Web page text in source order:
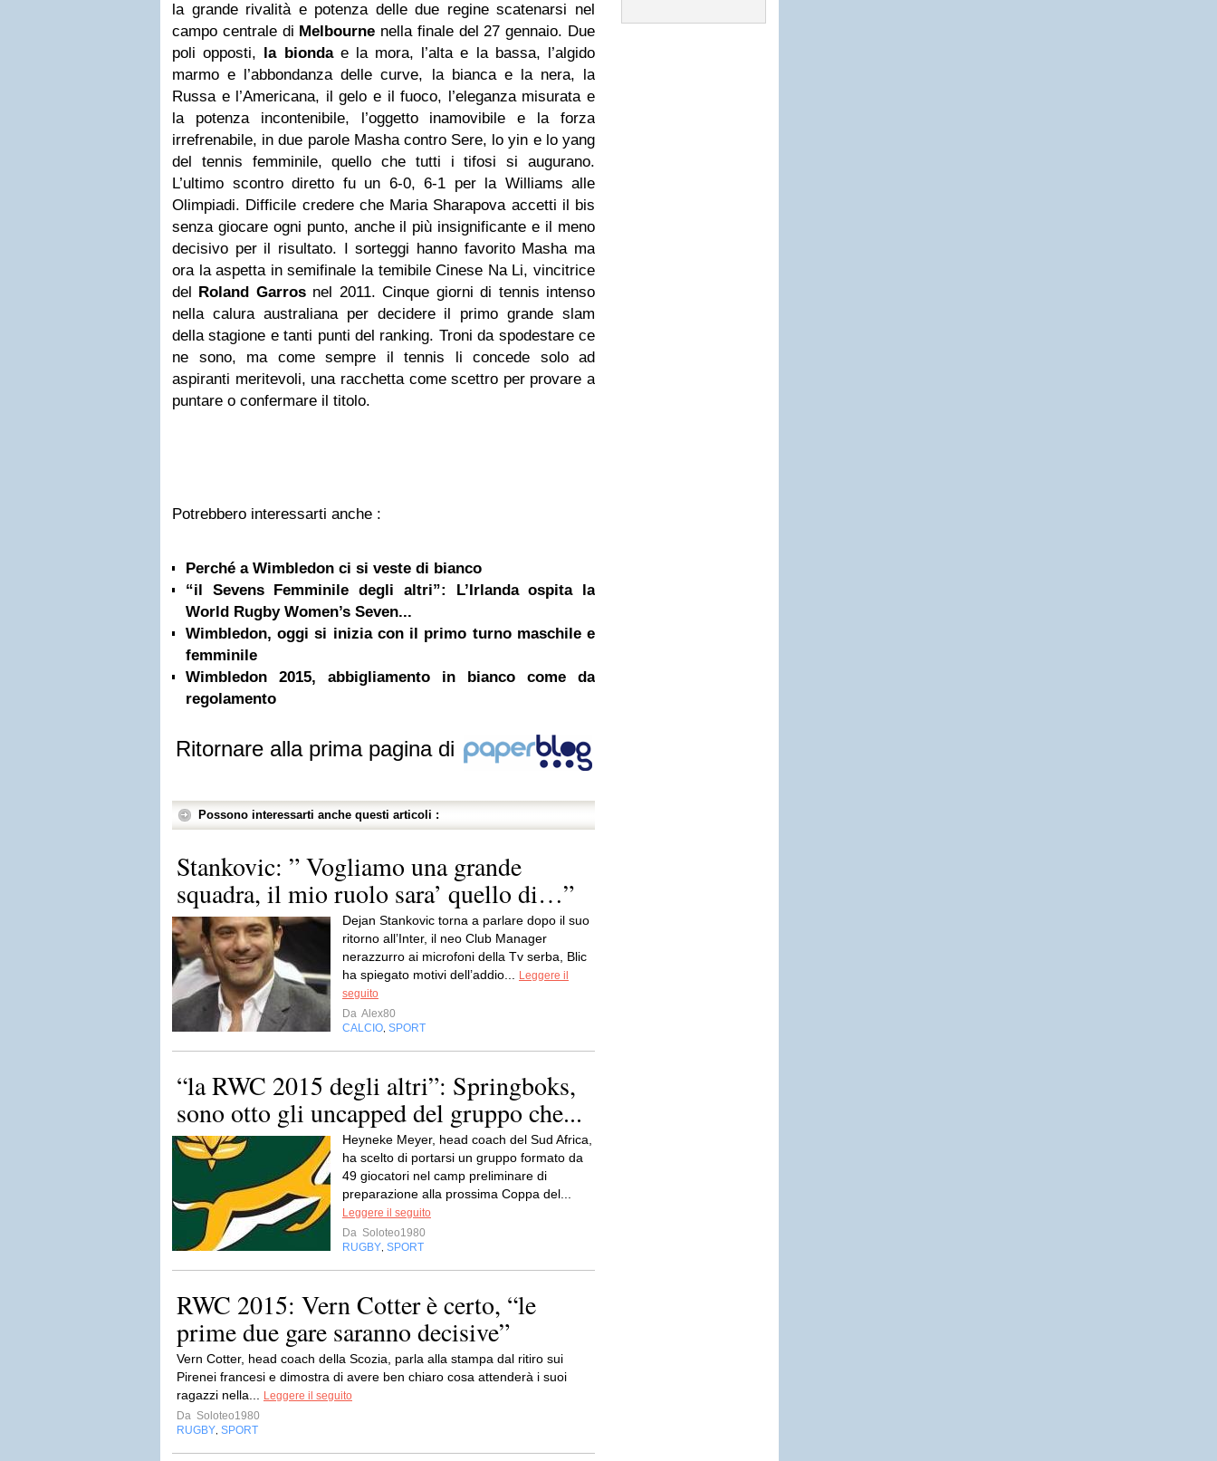
la grande rivalità e potenza delle due regine scatenarsi nel
campo centrale di Melbourne nella finale del 27 gennaio. Due
poli opposti, la biondae la mora, l’alta e la bassa, l’algido
marmo e l’abbondanza delle curve, la bianca e la nera, la
Russa e l’Americana, il gelo e il fuoco, l’eleganza misurata e
la potenza incontenibile, l’oggetto inamovibile e la forza
irrefrenabile, in due parole Masha contro Sere, lo yin e lo yang
del tennis femminile, quello che tutti i tifosi si augurano.
L’ultimo scontro diretto fu un 6-0, 6-1 per la Williams alle
Olimpiadi. Difficile credere che Maria Sharapova accetti il bis
senza giocare ogni punto, anche il più insignificante e il meno
decisivo per il risultato. I sorteggi hanno favorito Masha ma
ora la aspetta in semifinale la temibile Cinese Na Li, vincitrice
del Roland Garrosnel 2011. Cinque giorni di tennis intenso
nella calura australiana per decidere il primo grande slam
della stagione e tanti punti del ranking. Troni da spodestare ce
ne sono, ma come sempre il tennis li concede solo ad
aspiranti meritevoli, una racchetta come scettro per provare a
puntare o confermare il titolo.
Potrebbero interessarti anche :
Perché a Wimbledon ci si veste di bianco
“il Sevens Femminile degli altri”: L’Irlanda ospita la
World Rugby Women’s Seven...
Wimbledon, oggi si inizia con il primo turno maschile e
femminile
Wimbledon 2015, abbigliamento in bianco come da
regolamento
Ritornare alla prima pagina di
Possono interessarti anche questi articoli :
Stankovic: ” Vogliamo una grande
squadra, il mio ruolo sara’ quello di…”
Dejan Stankovic torna a parlare dopo il suo
ritorno all’Inter, il neo Club Manager
nerazzurro ai microfoni della Tv serba, Blic
ha spiegato motivi dell’addio...
Leggere il
seguito
Da Alex80
CALCIO SPORT
“la RWC 2015 degli altri”: Springboks,
sono otto gli uncapped del gruppo che...
Heyneke Meyer, head coach del Sud Africa,
ha scelto di portarsi un gruppo formato da
49 giocatori nel camp preliminare di
preparazione alla prossima Coppa del...
Leggere il seguito
Da Soloteo1980
RUGBY SPORT
RWC 2015: Vern Cotter è certo, “le
prime due gare saranno decisive”
Vern Cotter, head coach della Scozia, parla alla stampa dal ritiro sui
Pirenei francesi e dimostra di avere ben chiaro cosa attenderà i suoi
ragazzi nella...
Leggere il seguito
Da Soloteo1980
RUGBY SPORT